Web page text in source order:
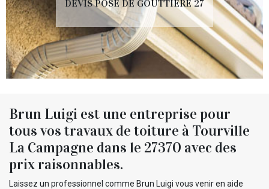
DEVIS POSE DE GOUTTIÈRE 27
Brun Luigi est une entreprise pour
tous vos travaux de toiture à Tourville
La Campagne dans le 27370 avec des
prix raisonnables.
Laissez un professionnel comme Brun Luigi vous venir en aide